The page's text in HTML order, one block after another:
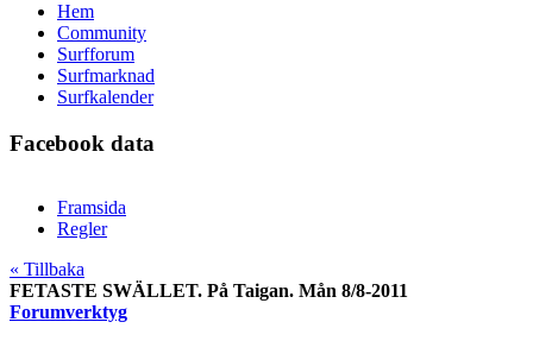
Hem
Community
Surfforum
Surfmarknad
Surfkalender
Facebook data
Framsida
Regler
« Tillbaka
FETASTE SWÄLLET. På Taigan. Mån 8/8-2011
Forumverktyg